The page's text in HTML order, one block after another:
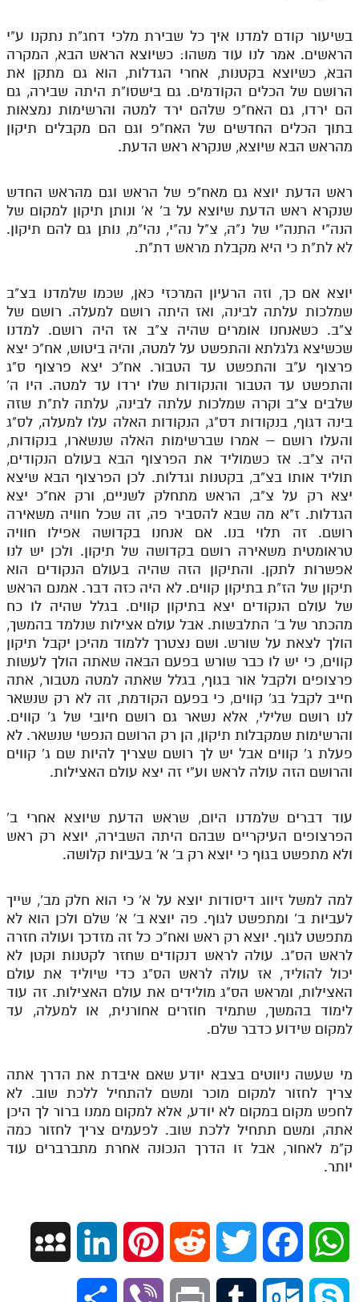
בשיעור קודם למדנו איך כל שבירת מלכי דחג"ת נתקנו ע"י
הראשים. אמר לנו עוד משהו: כשיוצא הראש הבא, המקרה
הבא, כשיוצא בקטנות, אחרי הגדלות, הוא גם מתקן את
הרושם של הכלים הקודמים. גם בישסו"ת היתה שבירה, גם
הם ירדו, גם האח"פ שלהם ירד למטה והרשימות נמצאות
בתוך הכלים החדשים של האח"פ וגם הם מקבלים תיקון
מהראש הבא שיוצא, שנקרא ראש הדעת.
ראש הדעת יוצא גם מאח"פ של הראש וגם מהראש החדש
שנקרא ראש הדעת שיוצא על ב' א' ונותן תיקון למקום של
הנה"י התנה"י של נ"ה, צ"ל נה"י, נהי"מ, נותן גם להם תיקון.
לא לת"ת כי היא מקבלת מראש דת"ת.
יוצא אם כך, וזה הרעיון המרכזי כאן, שכמו שלמדנו בצ"ב
שמלכות עלתה לבינה, ואז היתה רושם למעלה. רושם של
צ"ב. כשאנחנו אומרים שהיה צ"ב אז היה רושם. למדנו
שכשיצא גלגלתא והתפשט על למטה, והיה ביטוש, אח"כ יצא
פרצוף ע"ב והתפשט עד הטבור. אח"כ יצא פרצוף ס"ג
והתפשט עד הטבור והנקודות שלו ירדו עד למטה. היו ה'
שלבים צ"ב וקרה שמלכות עלתה לבינה, עלתה לת"ת שזה
בינה דגוף, בנקודות דס"ג, הנקודות האלה עלו למעלה, לס"ג
והעלו רושם – אמרו שברשימות האלה שנשארו, בנקודות,
היה צ"ב. אז כשמוליד את הפרצוף הבא בעולם הנקודים,
תוליד אותו בצ"ב, בקטנות וגדלות. לכן הפרצוף הבא שיצא
יצא רק על צ"ב, הראש מתחלק לשניים, ורק אח"כ יצא
הגדלות. ז"א מה שבא להסביר פה, זה שכל חוויה משאירה
רושם. זה תלוי בנו. אם אנחנו בקדושה אפילו חוויה
טראומטית משאירה רושם בקדושה של תיקון. ולכן יש לנו
אפשרות לתקן. והתיקון הזה שהיה בעולם הנקודים הוא
תיקון של הז"ת בתיקון קווים. לא היה כזה דבר. אמנם הראש
של עולם הנקודים יצא בתיקון קווים. בגלל שהיה לו כח
מהכתר של ב' התלבשות. אבל עולם אצילות שנלמד בהמשך,
הולך לצאת על שורש. ושם נצטרך ללמוד מהיכן יקבל תיקון
קווים, כי יש לו כבר שורש בפעם הבאה שאתה הולך לעשות
פרצופים ולקבל אור בגוף, בגלל שאתה למטה מטבור, אתה
חייב לקבל בג' קווים, כי בפעם הקודמת, זה לא רק שנשאר
לנו רושם שלילי, אלא נשאר גם רושם חיובי של ג' קווים.
והרשימות שמקבלות תיקון, הן רק הרושם הנפשי שנשאר. לא
פעלת ג' קווים אבל יש לך רושם שצריך להיות שם ג' קווים
והרושם הזה עולה לראש וע"י זה יצא עולם האצילות.
עוד דברים שלמדנו היום, שראש הדעת שיוצא אחרי ב'
הפרצופים העיקריים שבהם היתה השבירה, יוצא רק ראש
ולא מתפשט בגוף כי יוצא רק ב' א' בעביות קלושה.
למה למשל זיווג דיסודות יוצא על א' כי הוא חלק מב', שייך
לעביות ב' ומתפשט לגוף. פה יוצא ב' א' שלם ולכן הוא לא
מתפשט לגוף. יוצא רק ראש ואח"כ כל זה מזדכך ועולה חזרה
לראש הס"ג. עולה לראש דנקודים שחזר לקטנות וקטן לא
יכול להוליד, אז עולה לראש הס"ג כדי שיוליד את עולם
האצילות, ומראש הס"ג מולידים את עולם האצילות. זה עוד
לימוד בהמשך, שתמיד חוזרים אחורנית, או למעלה, עד
למקום שידוע כדבר שלם.
מי שעשה ניווטים בצבא יודע שאם איבדת את הדרך אתה
צריך לחזור למקום מוכר ומשם להתחיל ללכת שוב. לא
לחפש מקום במקום לא יודע, אלא למקום ממנו ברור לך היכן
אתה, ומשם תתחיל ללכת שוב. לפעמים צריך לחזור כמה
ק"מ לאחור, אבל זו הדרך הנכונה אחרת מתברברים עוד
יותר.
h
a
w